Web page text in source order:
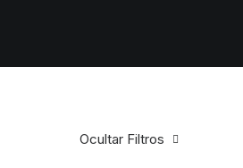
Ocultar Filtros